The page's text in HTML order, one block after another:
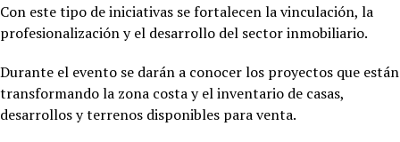
Con este tipo de iniciativas se fortalecen la vinculación, la
profesionalización y el desarrollo del sector inmobiliario.
Durante el evento se darán a conocer los proyectos que están
transformando la zona costa y el inventario de casas,
desarrollos y terrenos disponibles para venta.